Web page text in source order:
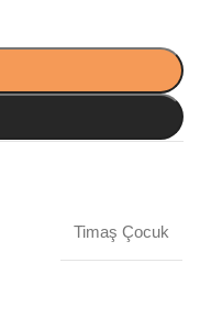
Timaş Çocuk